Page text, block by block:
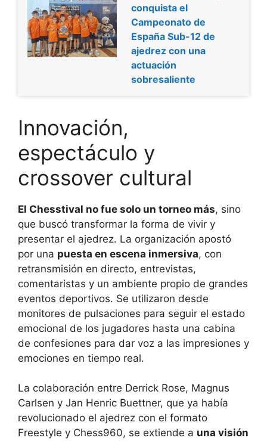
conquista el
Campeonato de
España Sub-12 de
ajedrez con una
actuación
sobresaliente
Innovación,
espectáculo y
crossover cultural
El Chesstival no fue solo un torneo más, sino
que buscó transformar la forma de vivir y
presentar el ajedrez. La organización apostó
por una puesta en escena inmersiva, con
retransmisión en directo, entrevistas,
comentaristas y un ambiente propio de grandes
eventos deportivos. Se utilizaron desde
monitores de pulsaciones para seguir el estado
emocional de los jugadores hasta una cabina
de confesiones para dar voz a las impresiones y
emociones en tiempo real.
La colaboración entre Derrick Rose, Magnus
Carlsen y Jan Henric Buettner, que ya había
revolucionado el ajedrez con el formato
Freestyle y Chess960, se extiende a una visión